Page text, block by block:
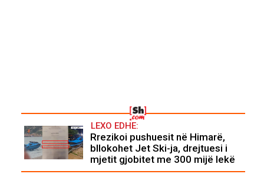
LEXO EDHE:
Rrezikoi pushuesit në Himarë,
bllokohet Jet Ski-ja, drejtuesi i
mjetit gjobitet me 300 mijë lekë